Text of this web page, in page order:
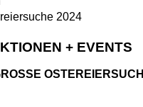
+ EVENTS
OSTEREIERSUCHE